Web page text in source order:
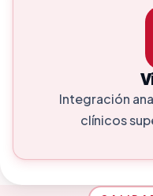
Integración
clínicos